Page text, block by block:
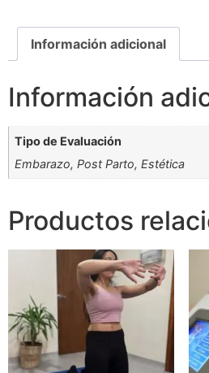
Información adicional
Información
Tipo de Evaluación
Embarazo, Post Parto, Estética
Productos